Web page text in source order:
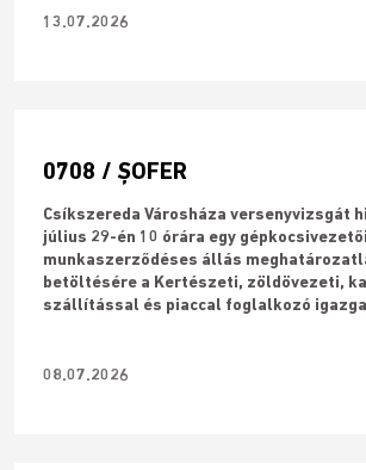
13.07.2026
0708 / ȘOFER
Csíkszereda Városháza versenyvizsgát
július 29-én 10 órára egy gépkocsivezetői
munkaszerződéses állás
betöltésére a Kertészeti, zöldövezeti,
szállítással és piaccal foglalkozó
08.07.2026